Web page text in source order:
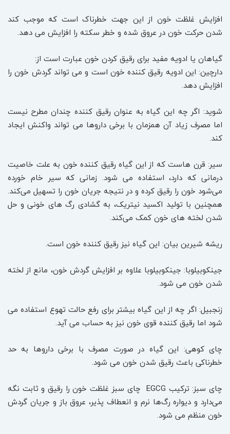
افزایش غلظت خون از این جهت خطرناک است که موجب کند
شدن حرکت خون در عروق شده و خطر سکته را افزایش می دهد.
گیاهان یا ادویه مفید برای رقیق کردن خون عبارت است از:
دارچین: این ادویه رقیق کننده خون است و می تواند گردش خون را
افزایش دهد.
شوید: اگر چه این گیاه به عنوان رقیق کننده چندان مطرح نیست
اما مصرف زیاد آن همزمان با برخی داروها می تواند واکنش ایجاد
کند.
سیر: قرن هاست که از این گیاه رقیق کننده خون به علت خاصیت
درمانی که دارد، استفاده می شود. زمانی که سیر خام خورده
می‌شود خون را رقیق کرده و در نتیجه جریان خون را تسهیل می‌کند.
همچنین با تولید اکسید نیتریک، به گشادی رگ های خونی و حل
شدن لخته های خون کمک می‌کند.
ریشه شیرین بیان: این گیاه نیز رقیق کننده خون است.
جینکوبیلوبا: جینکوبیلوبا علاوه بر افزایش گردش خون، مانع از لخته
شدن خون می شود.
زنجبیل: اگر چه از این گیاه بیشتر برای رفع حالت تهوع استفاده می
شود اما رقیق کننده قوی خون نیز به حساب می آید.
چای کوهی: این گیاه در صورت مصرف با برخی داروها به حد
خطرناکی باعث رقیق شدن خون می شود.
چای سبز: ترکیب‎ EGCG ‎ چای سبز غلظت خون را ‏رقیق ‏و ثابت نگه
می‌دارد و دیواره رگ‌ها نرم و انعطاف پذیر، عروق باز و جریان گردش
خون منظم می شود‎.